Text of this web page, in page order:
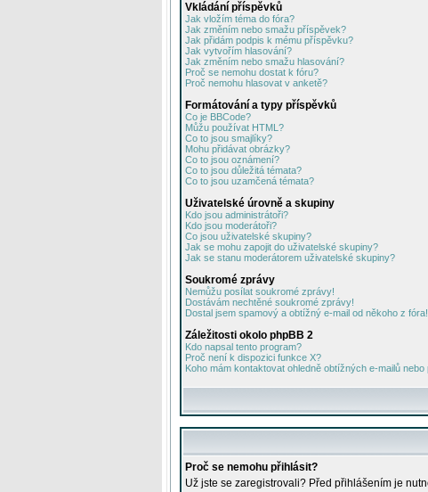
Vkládání příspěvků
Jak vložím téma do fóra?
Jak změním nebo smažu příspěvek?
Jak přidám podpis k mému příspěvku?
Jak vytvořím hlasování?
Jak změním nebo smažu hlasování?
Proč se nemohu dostat k fóru?
Proč nemohu hlasovat v anketě?
Formátování a typy příspěvků
Co je BBCode?
Můžu používat HTML?
Co to jsou smajlíky?
Mohu přidávat obrázky?
Co to jsou oznámení?
Co to jsou důležitá témata?
Co to jsou uzamčená témata?
Uživatelské úrovně a skupiny
Kdo jsou administrátoři?
Kdo jsou moderátoři?
Co jsou uživatelské skupiny?
Jak se mohu zapojit do uživatelské skupiny?
Jak se stanu moderátorem uživatelské skupiny?
Soukromé zprávy
Nemůžu posílat soukromé zprávy!
Dostávám nechtěné soukromé zprávy!
Dostal jsem spamový a obtížný e-mail od někoho z fóra!
Záležitosti okolo phpBB 2
Kdo napsal tento program?
Proč není k dispozici funkce X?
Koho mám kontaktovat ohledně obtížných e-mailů
Proč se nemohu přihlásit?
Už jste se zaregistrovali? Před přihlášením je